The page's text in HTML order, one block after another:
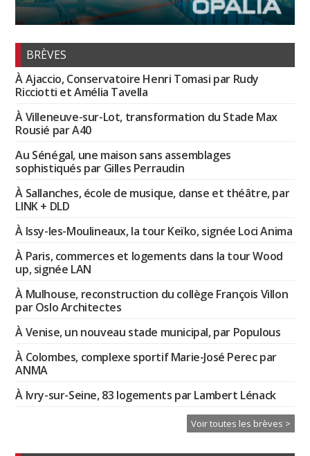
BRÈVES
À Ajaccio, Conservatoire Henri Tomasi par Rudy
Ricciotti et Amélia Tavella
À Villeneuve-sur-Lot, transformation du Stade Max
Rousié par A40
Au Sénégal, une maison sans assemblages
sophistiqués par Gilles Perraudin
À Sallanches, école de musique, danse et théâtre, par
LINK + DLD
À Issy-les-Moulineaux, la tour Keïko, signée Loci Anima
À Paris, commerces et logements dans la tour Wood
up, signée LAN
À Mulhouse, reconstruction du collège François Villon
par Oslo Architectes
À Venise, un nouveau stade municipal, par Populous
À Colombes, complexe sportif Marie-José Perec par
ANMA
À Ivry-sur-Seine, 83 logements par Lambert Lénack
Voir toutes les brèves >